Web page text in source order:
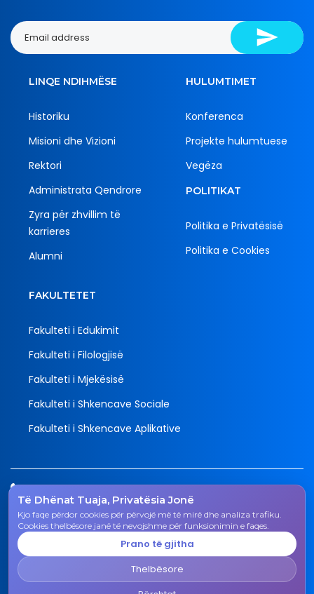
Të Dhënat Tuaja, Privatësia Jonë
Kjo faqe përdor cookies për përvojë më të mirë dhe analiza trafiku.
Cookies thelbësore janë të nevojshme për funksionimin e faqes.
Prano të gjitha
Thelbësore
LINQE NDIHMËSE
Historiku
Misioni dhe Vizioni
Rektori
Administrata Qendrore
Zyra për zhvillim të
karrieres
Alumni
HULUMTIMET
Konferenca
Projekte hulumtuese
Vegëza
POLITIKAT
Politika e Privatësisë
Politika e Cookies
FAKULTETET
Fakulteti i Edukimit
Fakulteti i Filologjisë
Fakulteti i Mjekësisë
Fakulteti i Shkencave Sociale
Fakulteti i Shkencave Aplikative
Tel.
038 200 20 831
Email
rektorati@uni-gjk.org
Rektorati - Rr. "Ismail Qemali", n.n., 50 000 Gjakovë,
Republika e Kosovës